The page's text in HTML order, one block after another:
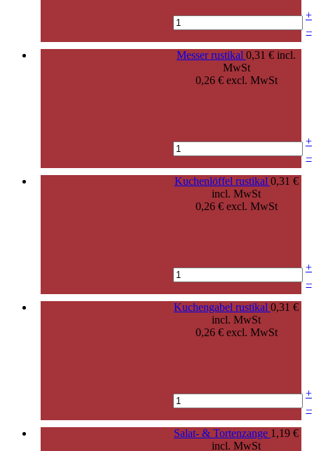
+
–
Messer rustikal 0,31 € incl.
MwSt
0,26 € excl. MwSt
+
–
Kuchenlöffel rustikal 0,31 €
incl. MwSt
0,26 € excl. MwSt
+
–
Kuchengabel rustikal 0,31 €
incl. MwSt
0,26 € excl. MwSt
+
–
Salat- & Tortenzange 1,19 €
incl. MwSt